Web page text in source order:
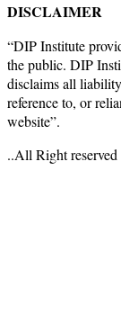
DISCLAIMER
“DIP Institute
the public. DIP
disclaims all
reference to, or
website”.
..All Right